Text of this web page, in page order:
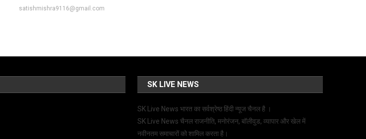
satishmishra9116@gmail.com
SK LIVE NEWS
SK Live News भारत का सर्वश्रेष्ठ हिंदी न्‍यूज चैनल है ।
SK Live News चैनल राजनीति, मनोरंजन, बॉलीवुड, व्यापार और खेल में
नवीनतम समाचारों को शामिल करता है।